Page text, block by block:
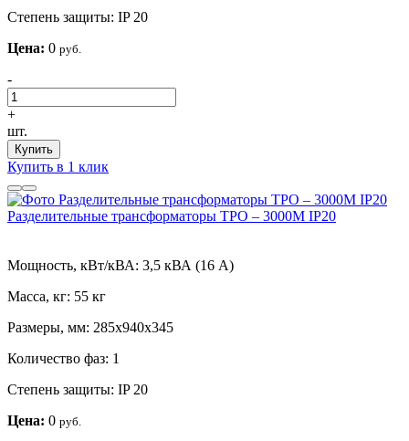
Степень защиты: IP 20
Цена: 0 руб.
-
+
шт.
Купить
Купить в 1 клик
Разделительные трансформаторы ТРО – 3000М IP20
Мощность, кВт/кВА: 3,5 кВА (16 А)
Масса, кг: 55 кг
Размеры, мм: 285х940х345
Количество фаз: 1
Степень защиты: IP 20
Цена: 0 руб.